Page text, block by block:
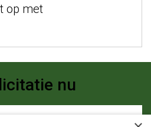
op met
nu